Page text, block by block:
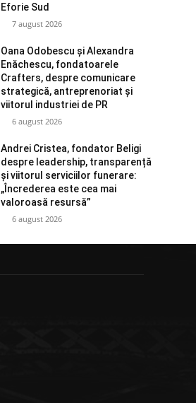
Eforie Sud
7 august 2026
Oana Odobescu și Alexandra
Enăchescu, fondatoarele
Crafters, despre comunicare
strategică, antreprenoriat și
viitorul industriei de PR
6 august 2026
Andrei Cristea, fondator Beligi
despre leadership, transparență
și viitorul serviciilor funerare:
„Încrederea este cea mai
valoroasă resursă”
6 august 2026